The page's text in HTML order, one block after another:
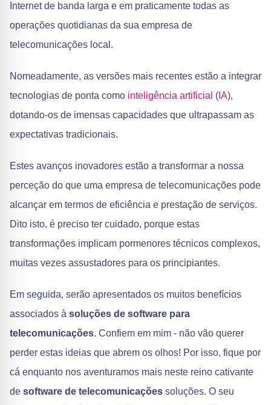
Internet de banda larga e em praticamente todas as
operações quotidianas da sua empresa de
telecomunicações local.
Nomeadamente, as versões mais recentes estão a integrar
tecnologias de ponta como inteligência artificial ( IA),
dotando-os de imensas capacidades que ultrapassam as
expectativas tradicionais.
Estes avanços inovadores estão a transformar a nossa
perceção do que uma empresa de telecomunicações pode
alcançar em termos de eficiência e prestação de serviços.
Dito isto, é preciso ter cuidado, porque estas
transformações implicam pormenores técnicos complexos,
muitas vezes assustadores para os principiantes.
Em seguida, serão apresentados os muitos benefícios
associados à soluções de software para
telecomunicações. Confiem em mim - não vão querer
perder estas ideias que abrem os olhos! Por isso, fique por
cá enquanto nos aventuramos mais neste reino cativante
de software de telecomunicações soluções. O seu